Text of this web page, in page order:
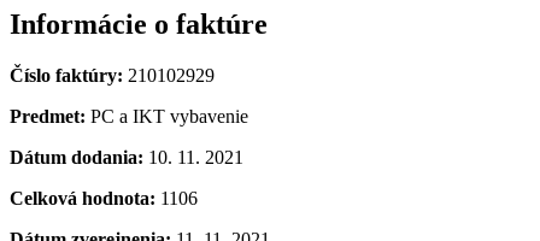
Informácie o faktúre
Číslo faktúry: 210102929
Predmet: PC a IKT vybavenie
Dátum dodania: 10. 11. 2021
Celková hodnota: 1106